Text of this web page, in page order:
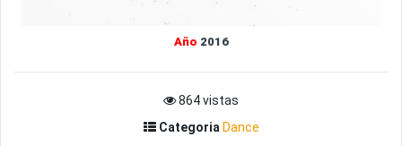
Año 2016
864 vistas
Categoria Dance